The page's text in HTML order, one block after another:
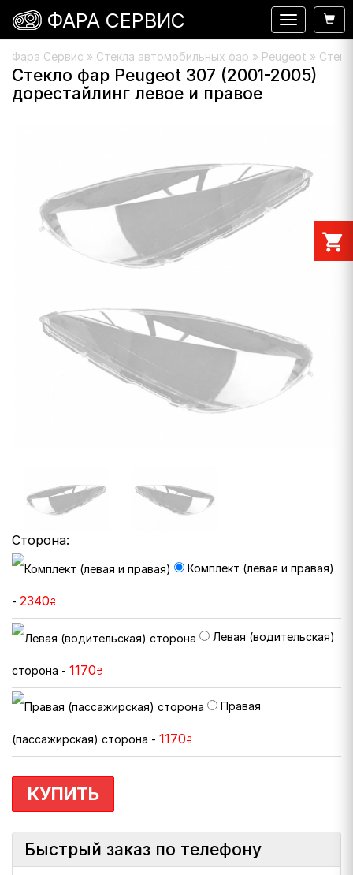
Фара Сервис » Стекла автомобильных фар » Peugeot »
Стекло фар Peugeot 307 (2001-2005)
дорестайлинг левое и правое
Сторона:
Комплект (левая и правая)
- 2340₴
Левая (водительская)
сторона - 1170₴
Правая
(пассажирская) сторона - 1170₴
КУПИТЬ
Быстрый заказ по телефону
Навигация
ФАРА СЕРВИС
shopping_cart